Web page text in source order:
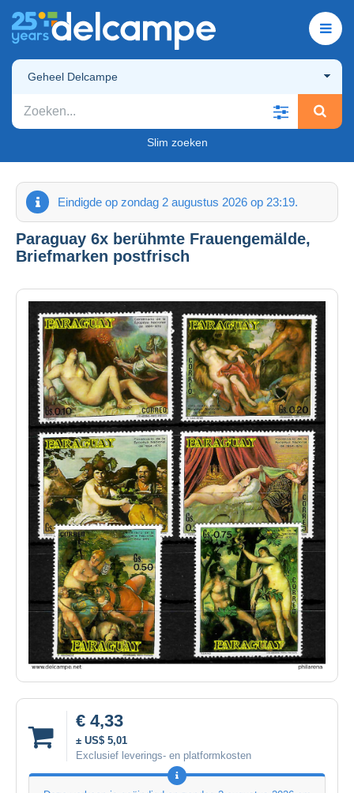
Geheel Delcampe
Slim zoeken
Eindigde op zondag 2 augustus 2026 op 23:19.
Paraguay 6x berühmte Frauengemälde,
Briefmarken postfrisch
€ 4,33
± US$ 5,01
Exclusief leverings- en platformkosten